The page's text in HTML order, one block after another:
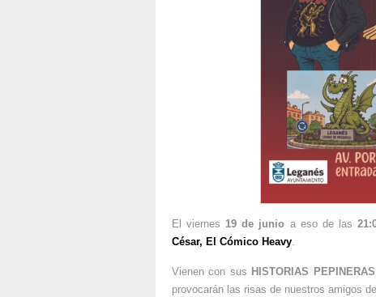
El viernes 19 de junio a eso de las
César, El Cómico Heavy
Vienen con sus HISTORIAS PEPINERAS
provocarán las risas de nuestros amigos de